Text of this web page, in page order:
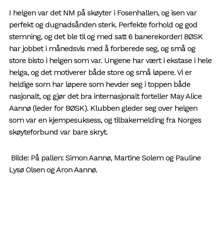
I helgen var det NM på skøyter i Fosenhallen, og isen var
perfekt og dugnadsånden sterk. Perfekte forhold og god
stemning, og det ble til og med satt 6 banerekorder! BØSK
har jobbet i månedsvis med å forberede seg, og små og
store bisto i helgen som var. Ungene har vært i ekstase i hele
helga, og det motiverer både store og små løpere. Vi er
heldige som har løpere som hevder seg i toppen både
nasjonalt, og gjør det bra internasjonalt forteller May Alice
Aannø (leder for BØSK). Klubben gleder seg over helgen
som var en kjempesuksess, og tilbakemelding fra Norges
skøyteforbund var bare skryt.
Bilde: På pallen: Simon Aannø, Martine Solem og Pauline
Lysø Olsen og Aron Aannø.